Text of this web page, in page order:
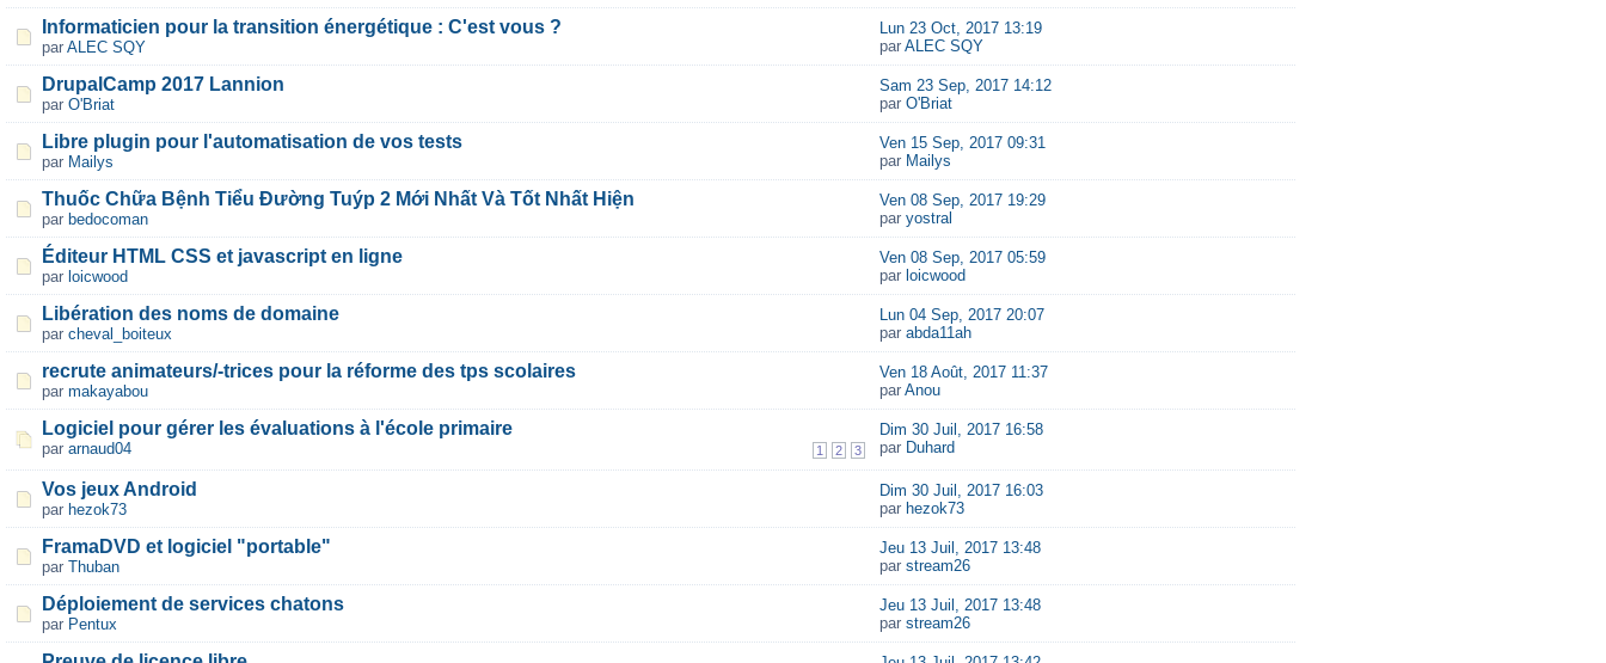
Informaticien pour la transition énergétique : C'est vous ?
par ALEC SQY
Lun 23 Oct, 2017 13:19
par ALEC SQY
DrupalCamp 2017 Lannion
par O'Briat
Sam 23 Sep, 2017 14:12
par O'Briat
Libre plugin pour l'automatisation de vos tests
par Mailys
Ven 15 Sep, 2017 09:31
par Mailys
Thuốc Chữa Bệnh Tiểu Đường Tuýp 2 Mới Nhất Và Tốt Nhất Hiện
par bedocoman
Ven 08 Sep, 2017 19:29
par yostral
Éditeur HTML CSS et javascript en ligne
par loicwood
Ven 08 Sep, 2017 05:59
par loicwood
Libération des noms de domaine
par cheval_boiteux
Lun 04 Sep, 2017 20:07
par abda11ah
recrute animateurs/-trices pour la réforme des tps scolaires
par makayabou
Ven 18 Août, 2017 11:37
par Anou
Logiciel pour gérer les évaluations à l'école primaire
1 2 3
par arnaud04
Dim 30 Juil, 2017 16:58
par Duhard
Vos jeux Android
par hezok73
Dim 30 Juil, 2017 16:03
par hezok73
FramaDVD et logiciel "portable"
par Thuban
Jeu 13 Juil, 2017 13:48
par stream26
Déploiement de services chatons
par Pentux
Jeu 13 Juil, 2017 13:48
par stream26